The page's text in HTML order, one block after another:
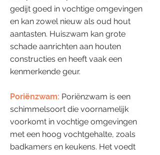
gedijt goed in vochtige omgevingen
en kan zowel nieuw als oud hout
aantasten. Huiszwam kan grote
schade aanrichten aan houten
constructies en heeft vaak een
kenmerkende geur.
Poriënzwam: Poriënzwam is een
schimmelsoort die voornamelijk
voorkomt in vochtige omgevingen
met een hoog vochtgehalte, zoals
badkamers en keukens. Het voedt